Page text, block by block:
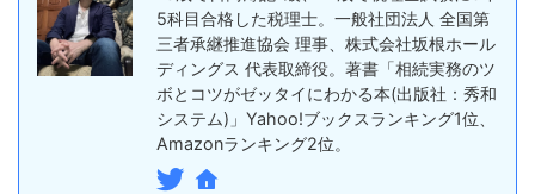
5科目合格した税理士。一般社団法人 全国第
三者承継推進協会 理事、株式会社坂根ホール
ディングス 代表取締役。著書「相続実務のツ
ボとコツがゼッタイにわかる本(出版社：秀和
システム)」Yahoo!ブックスランキング1位、
Amazonランキング2位。